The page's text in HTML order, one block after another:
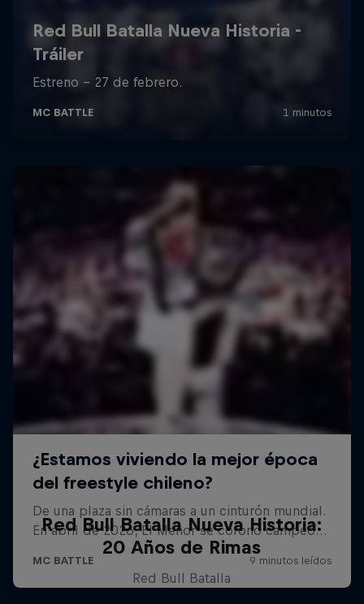
Red Bull Batalla Nueva Historia:
20 Años de Rimas
Red Bull Batalla